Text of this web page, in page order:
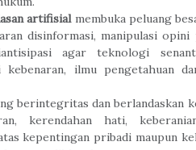
artifisial membuka peluang
disinformasi, manipulasi
agar teknologi
ilmu pengetahuan
berintegritas dan berlandaskan
kerendahan hati,
kepentingan pribadi maupun